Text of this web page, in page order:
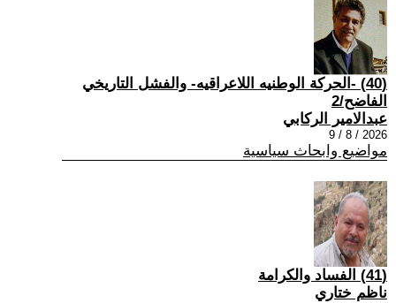
(40) -الحركة الوطنيه اللاعراقيه- والفشل التاريخي
الفاضح/2
عبدالامير الركابي
2026 / 8 / 9
مواضيع وابحاث سياسية
(41) الفساد والكرامة
ناظم ختاري